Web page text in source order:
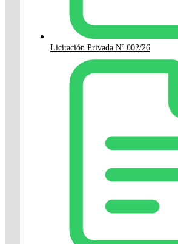
Licitación Privada Nº 002/26